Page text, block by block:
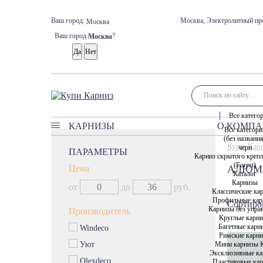
Ваш город: Москва
Ваш город Москва?
Москва, Электролитный
Все
Все
(без
черн
Карниз скрытого
(Forest)
Каталог
Карнизы
Классические
Профильные
Карнизы без
Круглые
Багетные
Римские
Мини карнизы
Эксклюзивные
КАРНИЗЫ
Классические карнизы
Профильные карнизы
Карнизы без управления
Багетные карнизы
Римские карнизы
Мини карнизы Кафе
О
ПАРАМЕТРЫ
Цена
от
до руб.
Производитель
Windeco
Уют
Olexdeco
Купи